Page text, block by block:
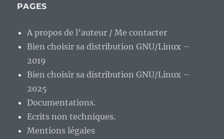
dépensés,
bonne
?
PAGES
A propos de l’auteur / Me contacter
Bien choisir sa distribution GNU/Linux –
2019
Bien choisir sa distribution GNU/Linux –
2025
Documentations.
Ecrits non techniques.
Mentions légales